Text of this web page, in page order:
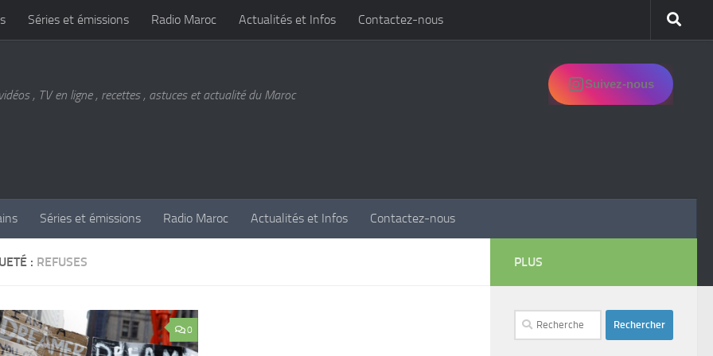
Séries et émissions Radio Maroc Actualités et Infos Contactez-nous
, TV en ligne , recettes , astuces et actualité du Maroc
Suivez-nous
Séries et émissions Radio Maroc Actualités et Infos Contactez-nous
: REFUSES
0
PLUS
Rechercher :